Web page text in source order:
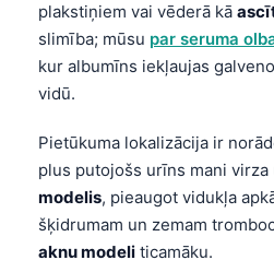
plakstiņiem vai vēderā kā
slimība; mūsu par seruma
kur albumīns iekļaujas
vidū.
Pietūkuma lokalizācija ir
plus putojošs urīns mani virza
modelis, pieaugot vidukļa
šķidrumam un zemam
aknu modeli ticamāku.